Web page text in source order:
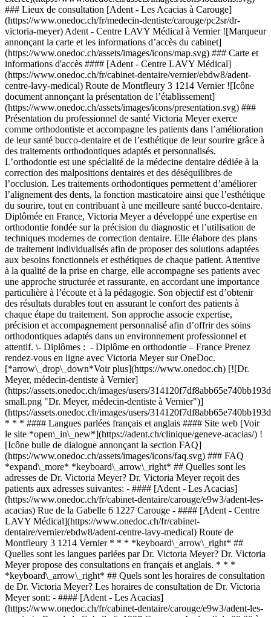
### Lieux de consultation [Adent - Les Acacias à Carouge]
(https://www.onedoc.ch/fr/medecin-dentiste/carouge/pc2sr/dr-
victoria-meyer) Adent - Centre LAVY Médical à Vernier ![Marqueur
annonçant la carte et les informations d’accès du cabinet]
(https://www.onedoc.ch/assets/images/icons/map.svg) ### Carte et
informations d'accès #### [Adent - Centre LAVY Médical]
(https://www.onedoc.ch/fr/cabinet-dentaire/vernier/ebdw8/adent-
centre-lavy-medical) Route de Montfleury 3 1214 Vernier ![Icône
document annonçant la présentation de l’établissement]
(https://www.onedoc.ch/assets/images/icons/presentation.svg) ###
Présentation du professionnel de santé Victoria Meyer exerce
comme orthodontiste et accompagne les patients dans l’amélioration
de leur santé bucco-dentaire et de l’esthétique de leur sourire grâce à
des traitements orthodontiques adaptés et personnalisés.
L’orthodontie est une spécialité de la médecine dentaire dédiée à la
correction des malpositions dentaires et des déséquilibres de
l’occlusion. Les traitements orthodontiques permettent d’améliorer
l’alignement des dents, la fonction masticatoire ainsi que l’esthétique
du sourire, tout en contribuant à une meilleure santé bucco-dentaire.
Diplômée en France, Victoria Meyer a développé une expertise en
orthodontie fondée sur la précision du diagnostic et l’utilisation de
techniques modernes de correction dentaire. Elle élabore des plans
de traitement individualisés afin de proposer des solutions adaptées
aux besoins fonctionnels et esthétiques de chaque patient. Attentive
à la qualité de la prise en charge, elle accompagne ses patients avec
une approche structurée et rassurante, en accordant une importance
particulière à l’écoute et à la pédagogie. Son objectif est d’obtenir
des résultats durables tout en assurant le confort des patients à
chaque étape du traitement. Son approche associe expertise,
précision et accompagnement personnalisé afin d’offrir des soins
orthodontiques adaptés dans un environnement professionnel et
attentif. \- Diplômes : - Diplôme en orthodontie – France Prenez
rendez-vous en ligne avec Victoria Meyer sur OneDoc.
[*arrow\_drop\_down*Voir plus](https://www.onedoc.ch) [![Dr.
Meyer, médecin-dentiste à Vernier]
(https://assets.onedoc.ch/images/users/
small.png "Dr. Meyer, médecin-dentiste à Vernier")]
(https://assets.onedoc.ch/images/users/
* * * #### Langues parlées français et anglais #### Site web [Voir
le site *open\_in\_new*](https://adent.ch/clinique/geneve-acacias/) !
[Icône bulle de dialogue annonçant la section FAQ]
(https://www.onedoc.ch/assets/images/icons/faq.svg) ### FAQ
*expand\_more* *keyboard\_arrow\_right* ## Quelles sont les
adresses de Dr. Victoria Meyer? Dr. Victoria Meyer reçoit des
patients aux adresses suivantes: - #### [Adent - Les Acacias]
(https://www.onedoc.ch/fr/cabinet-dentaire/carouge/e9w3/adent-les-
acacias) Rue de la Gabelle 6 1227 Carouge - #### [Adent - Centre
LAVY Médical](https://www.onedoc.ch/fr/cabinet-
dentaire/vernier/ebdw8/adent-centre-lavy-medical) Route de
Montfleury 3 1214 Vernier * * * *keyboard\_arrow\_right* ##
Quelles sont les langues parlées par Dr. Victoria Meyer? Dr. Victoria
Meyer propose des consultations en français et anglais. * * *
*keyboard\_arrow\_right* ## Quels sont les horaires de consultation
de Dr. Victoria Meyer? Les horaires de consultation de Dr. Victoria
Meyer sont: - #### [Adent - Les Acacias]
(https://www.onedoc.ch/fr/cabinet-dentaire/carouge/e9w3/adent-les-